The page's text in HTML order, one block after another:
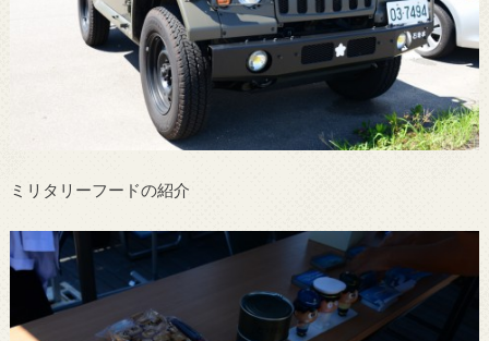
ミリタリーフードの紹介